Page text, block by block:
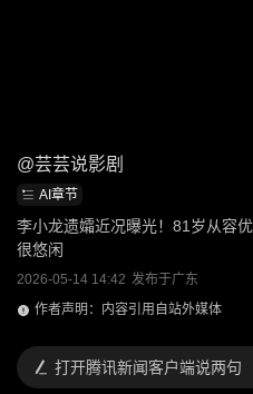
@芸芸说影剧
AI章节
李小龙遗孀近况曝光！81岁从容
很悠闲
2026-05-14 14:42 发布于广东
作者声明：内容引用自站外媒体
打开腾讯新闻客户端说两句